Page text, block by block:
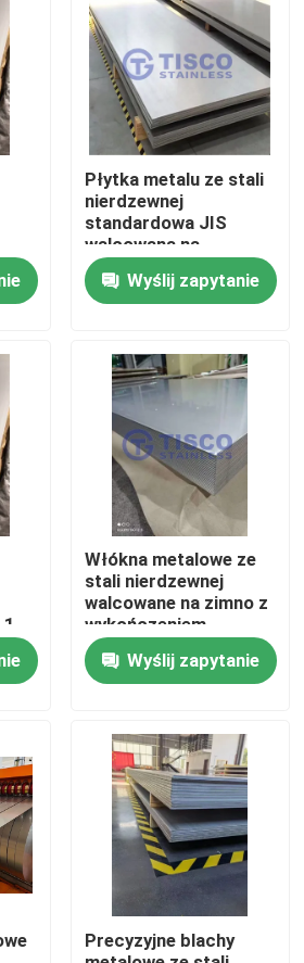
Płytka metalu ze stali
nierdzewnej
standardowa JIS
walcowana na
zimno/gorąco 0,05-3
mm do zastosowań
przemysłowych
Wyślij zapytanie
Włókna metalowe ze
stali nierdzewnej
walcowane na zimno z
wykończeniem
powierzchniowym nr 4
Wyślij zapytanie
Precyzyjne blachy